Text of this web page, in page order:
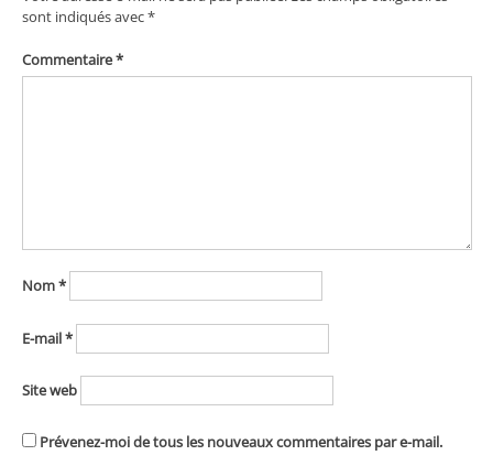
sont indiqués avec*
Commentaire*
Nom*
E-mail*
Site web
Prévenez-moi de tous les nouveaux commentaires par e-mail.